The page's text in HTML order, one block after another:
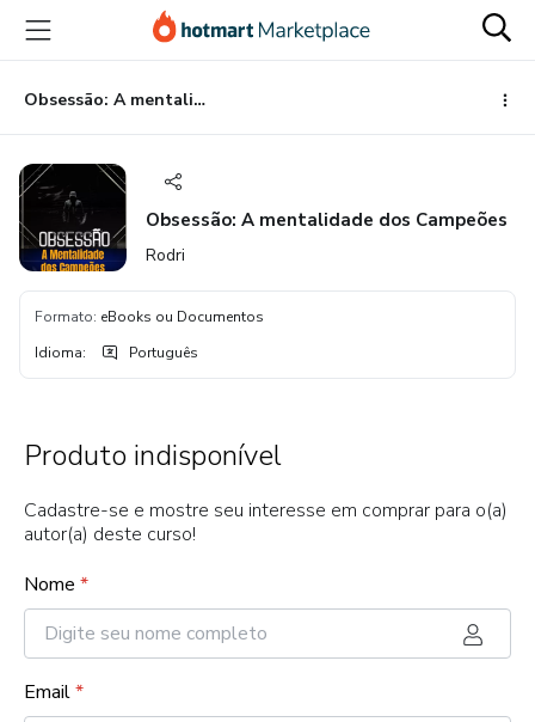
para
conteúdo
principal
para
pagamento
para
rodapé
Obsessão: A mentalidade dos Campeões
Obsessão: A mentalidade dos Campeões
Rodri
Formato: eBooks ou Documentos
Idioma: Português
Produto indisponível
Cadastre-se e mostre seu interesse em comprar para o(a)
autor(a) deste curso!
Nome *
Email*